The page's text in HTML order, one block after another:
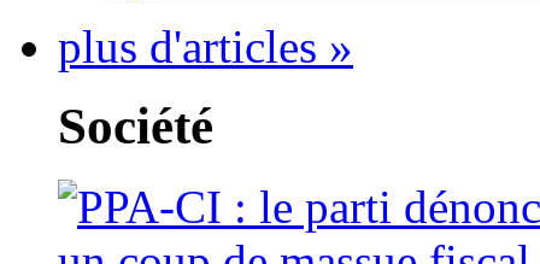
plus d'articles »
Société